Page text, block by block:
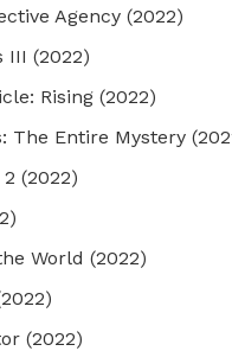
Agency (2022)
III (2022)
Rising (2022)
The Entire Mystery
(2022)
World (2022)
(2022)